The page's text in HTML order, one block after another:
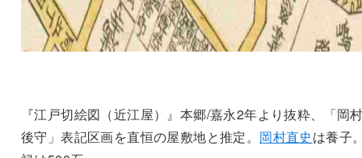
『江戸切絵図（近江屋）』本郷/嘉永2年より抜粋、「岡
後守」表記区画を直恒の屋敷地と推定。 岡村直史は養子